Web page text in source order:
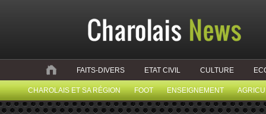
FAITS-DIVERS ETAT CIVIL CULTURE
CHAROLAIS ET SA RÉGION FOOT ENSEIGNEMENT